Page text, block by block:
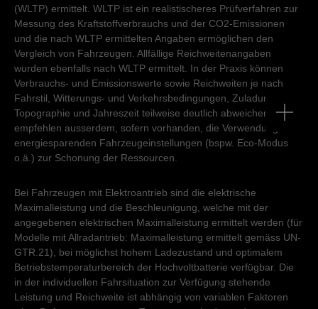
(WLTP) ermittelt. WLTP ist ein realistischeres Prüfverfahren zur
Messung des Kraftstoffverbrauchs und der CO2-Emissionen
und die nach WLTP ermittelten Angaben ermöglichen den
Vergleich von Fahrzeugen. Allfällige Reichweitenangaben
wurden ebenfalls nach WLTP ermittelt. In der Praxis können
Verbrauchs- und Emissionswerte sowie Reichweiten je nach
Fahrstil, Witterungs- und Verkehrsbedingungen, Zuladung,
Topographie und Jahreszeit teilweise deutlich abweichen. Wir
empfehlen ausserdem, sofern vorhanden, die Verwendung von
energiesparenden Fahrzeugeinstellungen (bspw. Eco-Modus
o.ä.) zur Schonung der Ressourcen.
Bei Fahrzeugen mit Elektroantrieb sind die elektrische
Maximalleistung und die Beschleunigung, welche mit der
angegebenen elektrischen Maximalleistung ermittelt werden (für
Modelle mit Allradantrieb: Maximalleistung ermittelt gemäss UN-
GTR.21), bei möglichst hohem Ladezustand und optimalem
Betriebstemperaturbereich der Hochvoltbatterie verfügbar. Die
in der individuellen Fahrsituation zur Verfügung stehende
Leistung und Reichweite ist abhängig von variablen Faktoren